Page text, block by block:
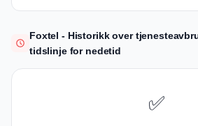
Foxtel - Historikk over
tidslinje for nedetid
✅